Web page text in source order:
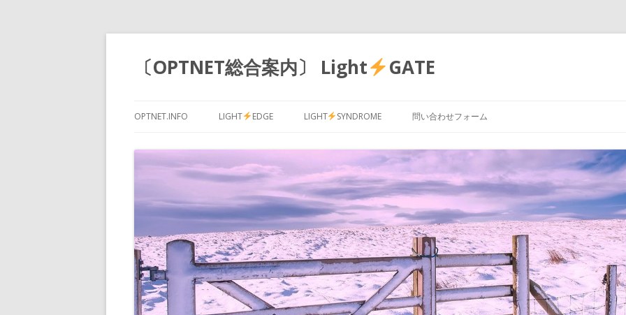
〔OPTNET総合案内〕 Light GATE
ン
へ
ッ
プ
OPTNET.INFO LIGHT EDGE LIGHT SYNDROME 問い合わせフォーム